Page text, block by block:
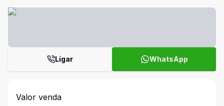
Ligar WhatsApp
Valor venda